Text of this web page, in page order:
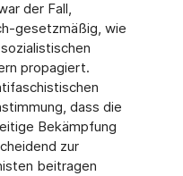
der Fall,
gesetzmäßig, wie
propagiert.
dass die
Bekämpfung
zur
beitragen